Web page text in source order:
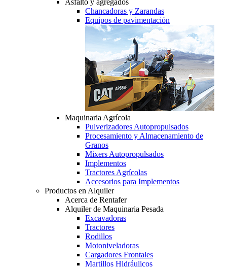
Asfalto y agregados
Chancadoras y Zarandas
Equipos de pavimentación
Maquinaria Agrícola
Pulverizadores Autopropulsados
Procesamiento y Almacenamiento de
Granos
Mixers Autopropulsados
Implementos
Tractores Agrícolas
Accesorios para Implementos
Productos en Alquiler
Acerca de Rentafer
Alquiler de Maquinaria Pesada
Excavadoras
Tractores
Rodillos
Motoniveladoras
Cargadores Frontales
Martillos Hidráulicos